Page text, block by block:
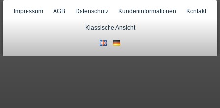
Impressum AGB Datenschutz Kundeninformationen Kontakt
Klassische Ansicht